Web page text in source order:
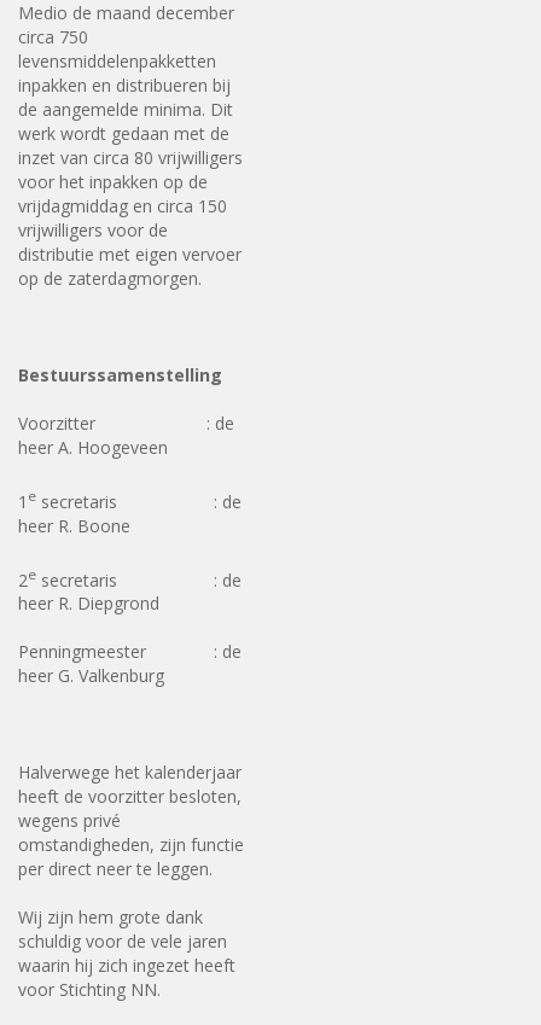
Medio de maand december
circa 750
levensmiddelenpakketten
inpakken en distribueren bij
de aangemelde minima. Dit
werk wordt gedaan met de
inzet van circa 80 vrijwilligers
voor het inpakken op de
vrijdagmiddag en circa 150
vrijwilligers voor de
distributie met eigen vervoer
op de zaterdagmorgen.
Bestuurssamenstelling
Voorzitter : de
heer A. Hoogeveen
1 e secretaris : de
heer R. Boone
2e secretaris : de
heer R. Diepgrond
Penningmeester : de
heer G. Valkenburg
Halverwege het kalenderjaar
heeft de voorzitter besloten,
wegens privé
omstandigheden, zijn functie
per direct neer te leggen.
Wij zijn hem grote dank
schuldig voor de vele jaren
waarin hij zich ingezet heeft
voor Stichting NN.